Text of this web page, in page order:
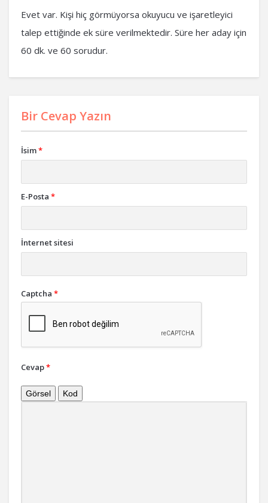
Evet var. Kişi hiç görmüyorsa okuyucu ve işaretleyici
talep ettiğinde ek süre verilmektedir. Süre her aday için
60 dk. ve 60 sorudur.
Bir Cevap Yazın
İsim*
E-Posta *
İnternet sitesi
Captcha *
Cevap*
Görsel Kod